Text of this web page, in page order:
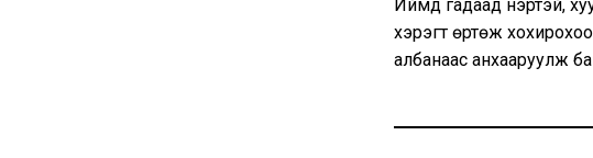
Иймд гадаад нэртэй,
хэрэгт өртөж
албанаас анхааруулж